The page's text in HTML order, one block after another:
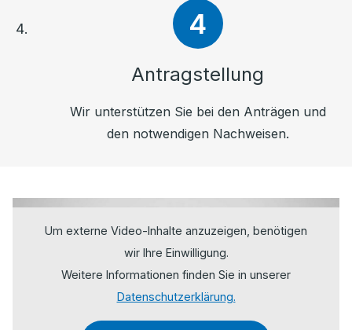
Antragstellung
Wir unterstützen Sie bei den Anträgen und
den notwendigen Nachweisen.
Um externe Video-Inhalte anzuzeigen, benötigen
wir Ihre Einwilligung.
Weitere Informationen finden Sie in unserer
Datenschutzerklärung.